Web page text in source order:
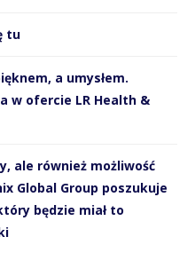
tu
a umysłem.
w ofercie LR Health &
ale również możliwość
Global Group poszukuje
będzie miał to